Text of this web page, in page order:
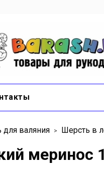
для валяния Шерсть в
меринос